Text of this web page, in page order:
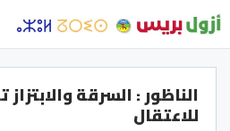
الناظور : السرقة
للاعتقال